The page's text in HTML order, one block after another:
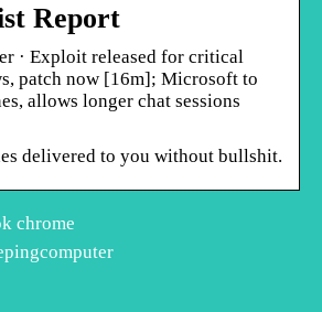
Report
· Exploit released for critical
patch now [16m]; Microsoft to
allows longer chat sessions
delivered to you without bullshit.
chrome